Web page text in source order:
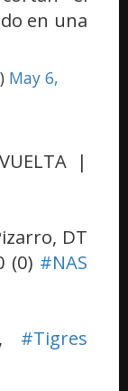
en una
May 6,
|
DT
(0) #NAS
#Tigres